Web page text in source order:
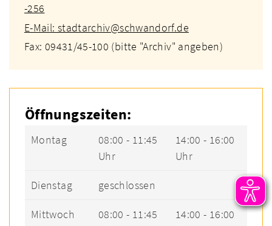
-256
E-Mail: stadtarchiv@schwandorf.de
Fax: 09431/45-100 (bitte "Archiv" angeben)
Öffnungszeiten:
Montag
08:00 - 11:45
Uhr
14:00 - 16:00
Uhr
Dienstag geschlossen
Mittwoch
08:00 - 11:45
14:00 - 16:00